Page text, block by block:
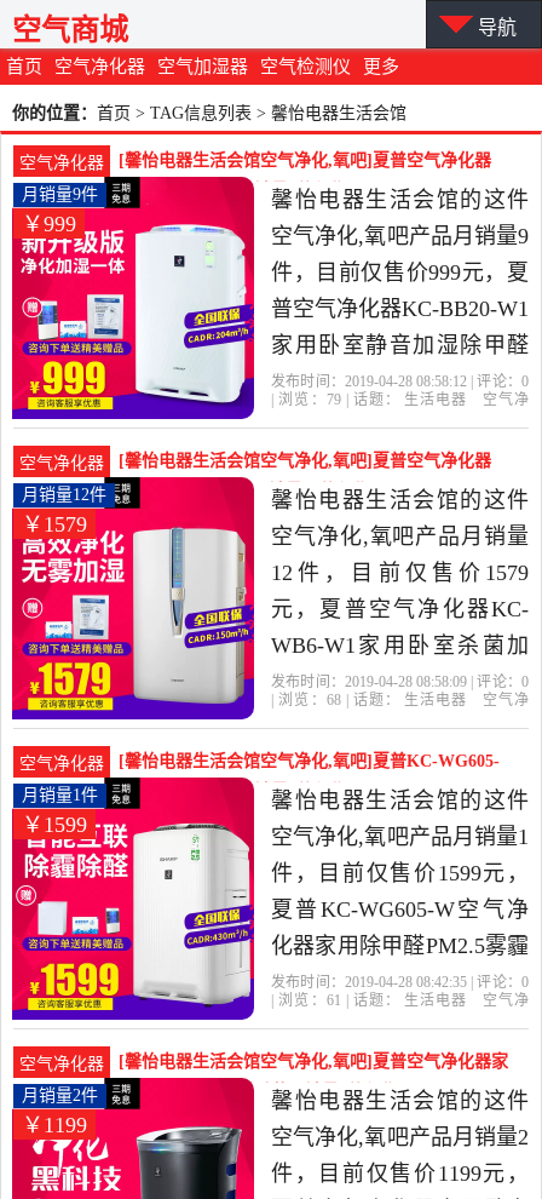
首页 空气净化器 空气加湿器 空气检测仪 更多
空气商城 导航
你的位置： 首页 > TAG信息列表 > 馨怡电器生活会馆
空气净化器
[馨怡电器生活会馆空气净化,氧吧]夏普空气净化器
KC-BB20-W1家月销量9件仅售999元
￥999
月销量9件
馨怡电器生活会馆的这件
空气净化,氧吧产品月销量9
件，目前仅售价999元，夏
普空气净化器KC-BB20-W1
家用卧室静音加湿除甲醛
二手烟异味氧吧是2019年
活电器当中性价比很高的
空气净化,氧吧，由北京发
货。
发布时间：2019-04-28 08:58:12 | 评论： 0
| 浏览： 79| 话题： 生活电器
空气净
空气净化器
[馨怡电器生活会馆空气净化,氧吧]夏普空气净化器
KC-WB6-W1家用月销量12件仅售1579元
￥1579
月销量12件
馨怡电器生活会馆的这件
空气净化,氧吧产品月销量
12件，目前仅售价1579
元，夏普空气净化器KC-
WB6-W1家用卧室杀菌加
湿除甲醛雾霾二手烟异味
馆精选生活电器当中性价
比很高的空气净化,氧吧，
由北京发货。
发布时间：2019-04-28 08:58:09 | 评论： 0
| 浏览： 68| 话题： 生活电器
空气净
空气净化器
[馨怡电器生活会馆空气净化,氧吧]夏普KC-WG605-
W空气净化器家月销量1件仅售1599元
￥1599
月销量1件
馨怡电器生活会馆的这件
空气净化,氧吧产品月销量1
件，目前仅售价1599元，
夏普KC-WG605-W空气净
化器家用除甲醛PM2.5雾霾
二手烟阿里智能款是2019
生活电器当中性价比很高
的空气净化,氧吧，由北京
发货。
发布时间：2019-04-28 08:42:35 | 评论： 0
| 浏览： 61 | 话题： 生活电器
空气净
空气净化器
[馨怡电器生活会馆空气净化,氧吧]夏普空气净化器家
用卧室除甲醛雾霾杀菌月销量2件仅售1199元
￥1199
月销量2件
馨怡电器生活会馆的这件
空气净化,氧吧产品月销量2
件，目前仅售价1199元，